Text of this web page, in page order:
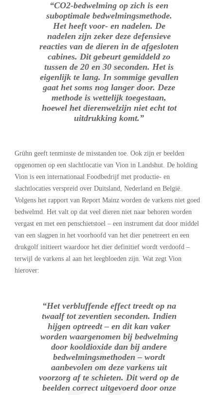
“CO2-bedwelming op zich is een
suboptimale bedwelmingsmethode.
Het heeft voor- en nadelen. De
nadelen zijn zeker deze defensieve
reacties van de dieren in de afgesloten
cabines. Dit gebeurt gemiddeld zo
tussen de 20 en 30 seconden. Het is
eigenlijk te lang. In sommige gevallen
gaat het soms nog langer door. Deze
methode is wettelijk toegestaan,
hoewel het dierenwelzijn niet echt tot
uitdrukking komt.”
Grühn geeft tenminste de misstanden toe. Ook zijn er beelden
opgenomen op een slachtlocatie van Vion in Landshut. De holding
Vion is een internationaal Foodbedrijf met productie- en
slachtlocaties verspreid over Duitsland, Nederland en België.
Volgens het rapport van Report Mainz worden de varkens niet goed
bedwelmd. Het valt op dat veel dieren niet naar behoren worden
vergast en met een penschietstoel – een instrument dat door middel
van een slagpen in het voorhoofd van het dier penetreert en een
drukgolf initieert waardoor het dier definitief wordt verdoofd –
terwijl de varkens al aan het leegbloeden zijn. Wat zegt Vion
hierover:
“Het verbluffende effect treedt op na
twaalf tot zeventien seconden. Indien
hijgen optreedt – en dit kan vaker
worden waargenomen bij bedwelming
door kooldioxide dan bij andere
bedwelmingsmethoden – wordt
aanbevolen om deze varkens uit
voorzorg af te schieten. Dit werd op de
beelden correct uitgevoerd door onze